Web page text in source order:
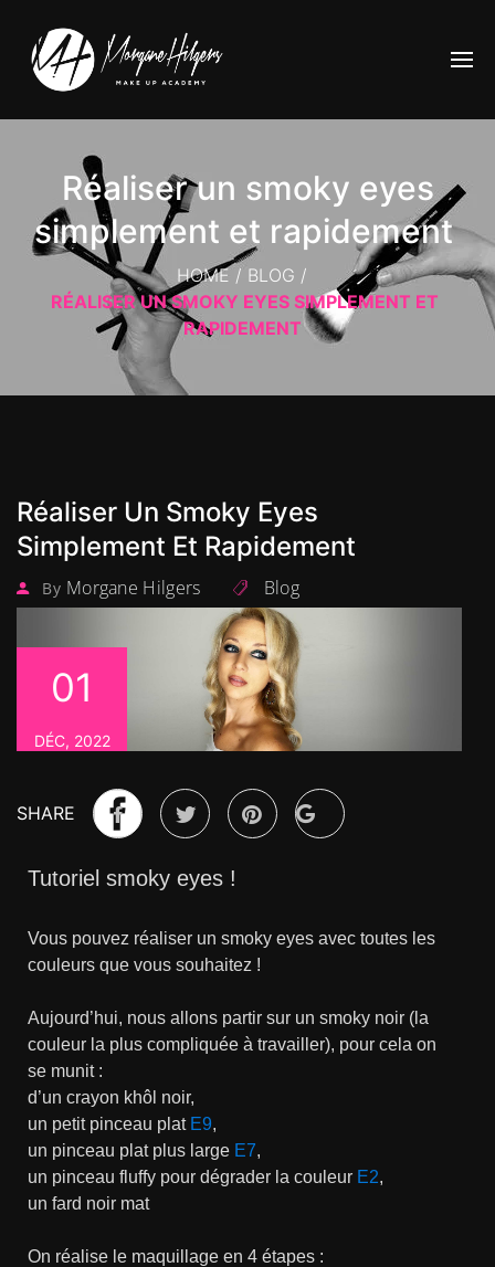
Réaliser un smoky eyes
simplement et rapidement
HOME / BLOG /
RÉALISER UN SMOKY EYES SIMPLEMENT ET
RAPIDEMENT
Réaliser Un Smoky Eyes
Simplement Et Rapidement
By Morgane Hilgers Blog
01
DÉC, 2022
SHARE
Tutoriel smoky eyes !
Vous pouvez réaliser un smoky eyes avec toutes les
couleurs que vous souhaitez !
Aujourd’hui, nous allons partir sur un smoky noir (la
couleur la plus compliquée à travailler), pour cela on
se munit :
d’un crayon khôl noir,
un petit pinceau plat E9,
un pinceau plat plus large E7,
un pinceau fluffy pour dégrader la couleur E2,
un fard noir mat
On réalise le maquillage en 4 étapes :